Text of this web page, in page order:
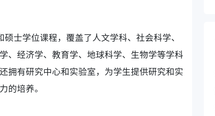
士学位课程，覆盖了人文学科、社会科学、
、经济学、教育学、地球科学、生物学等学科
拥有研究中心和实验室，为学生提供研究和实
的培养。